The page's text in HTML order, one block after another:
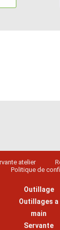
atelier
Politique de
Outillage
Outillages a
main
Servante